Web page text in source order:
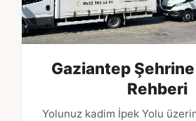
Gaziantep Şehrine
Rehberi
Yolunuz kadim İpek Yolu